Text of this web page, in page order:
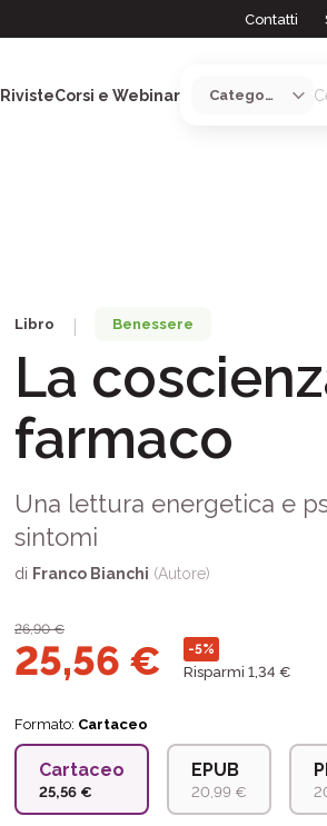
Contatti
RivisteCorsi e Webinar
Libro Benessere
La
farmaco
Una lettura energetica e
sintomi
di Franco Bianchi (Autore)
26,90€
25,56 € -5%
Risparmi 1,34 €
Formato: Cartaceo
Cartaceo
25,56 €
EPUB
20,99 €